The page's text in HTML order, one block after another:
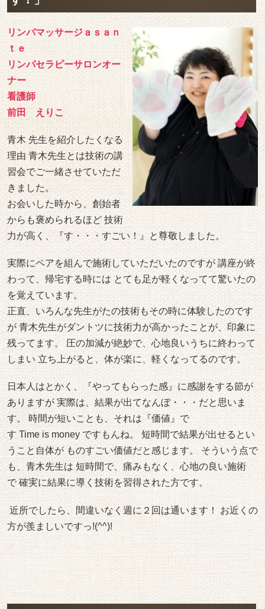
リンパマッサージａｓａｎ
ｔｅ
リンパセラピーサロンオー
ナー
看護師
前田 えりこ
青木 先生を紹介したくなる
理由 青木先生とは技術の講
習会でご一緒させていただ
きました。
お会いした時から、創始者
からも褒められるほど 技術
力が高く、『す・・・すごい！』と尊敬しました。
実際にペアを組んで施術していただいたのですが 講座が終
わって、帰宅する時には とても足が軽くなってて驚いたの
を覚えています。
正直、いろんな先生がたの技術もその時に体験したのです
が 青木先生がダントツに技術力が高かったことが、印象に
残ってます。 圧の加減が絶妙で、心地良いうちに終わって
しまい 立ち上がると、体が楽に、軽くなってるのです。
日本人はとかく、『やってもらった感』に感謝をする節が
ありますが 実際は、結果が出てなんぼ・・・だと思いま
す。 時間が短いことも、それは『価値』で
す Time is money ですもんね。 短時間で結果が出せるとい
うこと自体が ものすごい価値だと感じます。 そういう点で
も、青木先生は 短時間で、痛みもなく、心地の良い施術
で 確実に結果に導く技術を習得された方です。
近所でしたら、間違いなく週に２回は通います！ お近くの
方が羨ましいですっ!(^^)!